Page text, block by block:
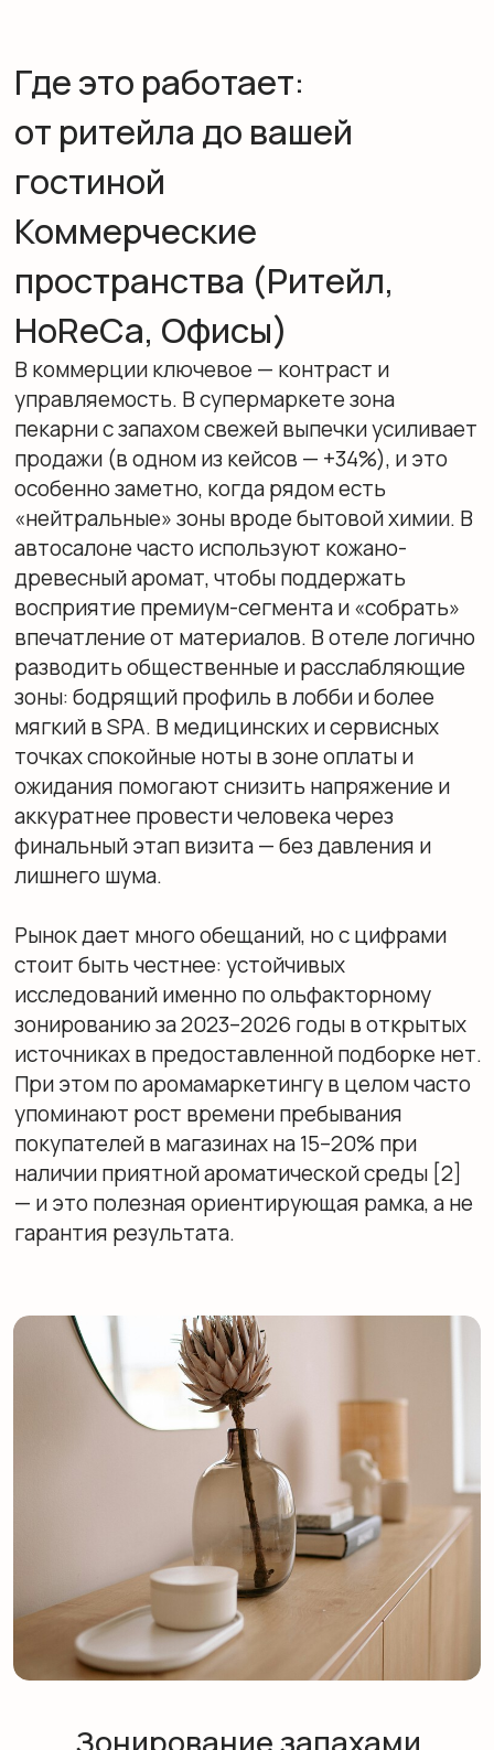
Зонирование запахами
и атмосфера каждой комнаты
Зонирование запахами в квартире работает
тоньше, чем кажется: оно не «парфюмирует»
жизнь, а помогает переключать режимы.
Когда в комнатах звучат разные, но
совместимые ноты, пространство начинает
читаться как последовательность сцен:
прихожая — встреча, кухня — энергия,
спальня — замедление. Грамотная
ароматизация дома особенно выручает в
открытых планировках, где визуальных
границ мало. Если держать низкую
интенсивность аромата и избегать
конфликтующих сочетаний, домашняя рутина
действительно становится похожа на ритуал
— не за счет дорогих средств, а за счет
Идеальный аромат для
каждой зоны: создаем
ольфакторную карту дома
Ароматы для дома по
комнатам — удачные
функции, а не по принципу «нравится — не
нравится». Для гостиной обычно берут
лучшие ароматы с теплым фоном: древесные
или мягкие цветочные ноты поддерживают
беседу и не утомляют. В спальне лучше
работают лёгкие ароматы, особенно ароматы
лаванды и ромашки — они помогают быстрее
сбрасывать напряжение перед сном. На кухне
важнее практичность: цитрусы и пряности не
спорят с едой и лучше справляются с
посторонними запахами, поэтому аромат
лимона или аромат лемонграсса часто
выигрывает у сладких композиций. В ванной
хорошо звучат свежие или хвойные ароматы,
которые подчеркивают чистоту. Кабинету
«рабочую рамку» и не перетягивают